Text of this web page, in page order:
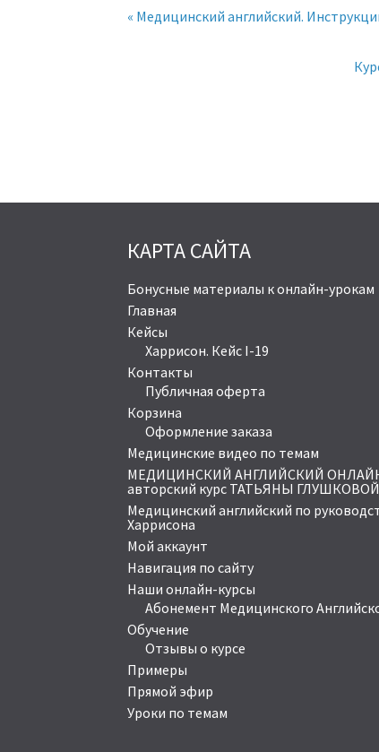
« Медицинский английский.
КАРТА САЙТА
Бонусные материалы к онлайн-урокам
Главная
Кейсы
Харрисон. Кейс I-19
Контакты
Публичная оферта
Корзина
Оформление заказа
Медицинские видео по темам
МЕДИЦИНСКИЙ АНГЛИЙСКИЙ
авторский курс ТАТЬЯНЫ ГЛУШКОВОЙ
Медицинский английский по
Харрисона
Мой аккаунт
Навигация по сайту
Наши онлайн-курсы
Абонемент Медицинского
Обучение
Отзывы о курсе
Примеры
Прямой эфир
Уроки по темам